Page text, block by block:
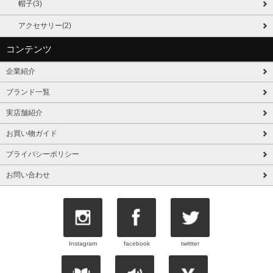
帽子(3)
アクセサリー(2)
コンテンツ
企業紹介
ブランド一覧
実店舗紹介
お買い物ガイド
プライバシーポリシー
お問い合わせ
Instagram facebook twittter